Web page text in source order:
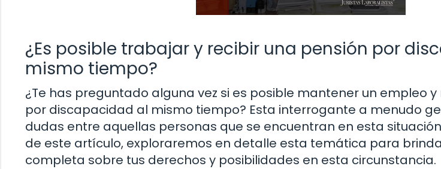
¿Es posible trabajar y recibir una pensión por
mismo tiempo?
¿Te has preguntado alguna vez si es posible mantener un empleo
por discapacidad al mismo tiempo? Esta interrogante a menudo
dudas entre aquellas personas que se encuentran en esta
de este artículo, exploraremos en detalle esta temática para
completa sobre tus derechos y posibilidades en esta circunstancia.